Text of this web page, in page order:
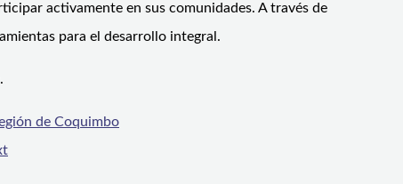
activamente en sus comunidades. A través de
para el desarrollo integral.
.
de Coquimbo